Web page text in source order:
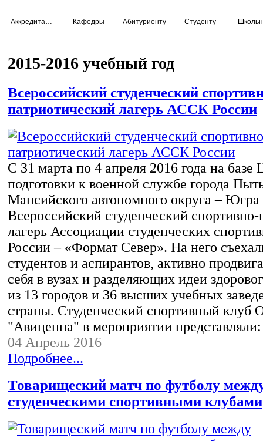
Кафедры Абитуриенту Студенту
2015-2016 учебный год
Всероссийский студенческий
патриотический лагерь АССК России
С 31 марта по 4 апреля 2016 года на базе
подготовки к военной службе города
Мансийского автономного округа – Югра
Всероссийский студенческий спортивно-
лагерь Ассоциации студенческих
России – «Формат Север». На него
студентов и аспирантов, активно
себя в вузах и разделяющих идеи
из 13 городов и 36 высших учебных
страны. Студенческий спортивный
"Авиценна" в мероприятии
04 Апрель 2016
Подробнее...
Товарищеский матч по футболу
студенческими спортивными клубами